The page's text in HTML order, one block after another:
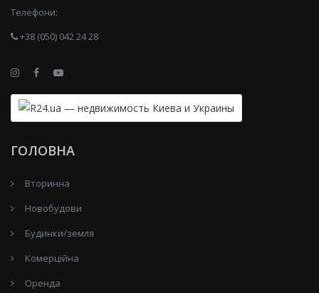
Телефони:
+38 (050) 042 24 28
ГОЛОВНА
Вторинна
Новобудови
Будинки/земля
Комерційна
Оренда